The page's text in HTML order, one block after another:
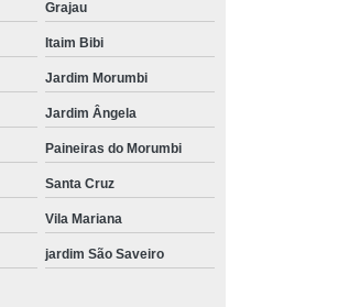
Personalizado
Frutas Cortadas em Pote
Frutas no Pote para Vender
Salada de Fruta no Pote
Empresa
de Empresa
Grajau
Itaim Bibi
Jardim Morumbi
Jardim Ângela
Paineiras do Morumbi
Santa Cruz
Vila Mariana
jardim São Saveiro